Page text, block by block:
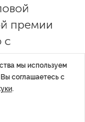
премии
с
результат. Как
людей в
команда —
мы используем
соглашаетесь с
.